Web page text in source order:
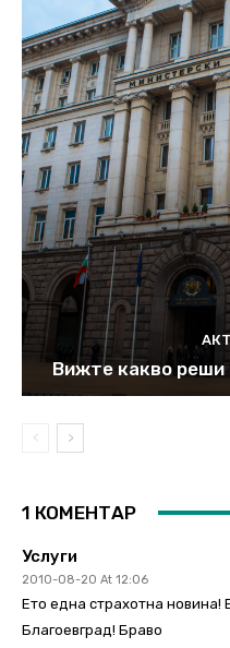
Вижте какво реши
1 КОМЕНТАР
Услуги
2010-08-20 At 12:06
Ето една страхотна новина!
Благоевград! Браво